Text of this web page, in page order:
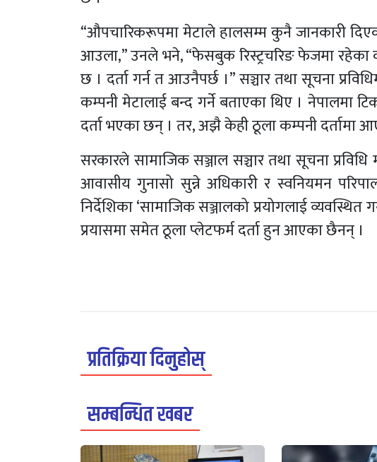
“औपचारिकरूपमा मेटाले हालसम्म कुनै जानकारी
आउला,” उनले भने, “फेसबुक रिस्ट्रचरिङ फेजमा रहेका
छ । दर्ता गर्न त आउनैपर्छ ।” सञ्चार तथा सूचना
कम्पनी मेटालाई बन्द गर्ने बताएका थिए । नेपालमा
दर्ता भएका छन् । तर, अझै केही ठूला कम्पनी दर्तामा
सरकारले सामाजिक सञ्जाल सञ्चार तथा सूचना
आवासीय गुनासो सुन्ने अधिकारी र स्वनियमन
निर्देशिका ‘सामाजिक सञ्जालको प्रयोगलाई
प्रयासमा समेत ठूला प्लेटफर्म दर्ता हुन आएका छैनन् ।
प्रतिक्रिया दिनुहोस्
सम्बन्धित खबर